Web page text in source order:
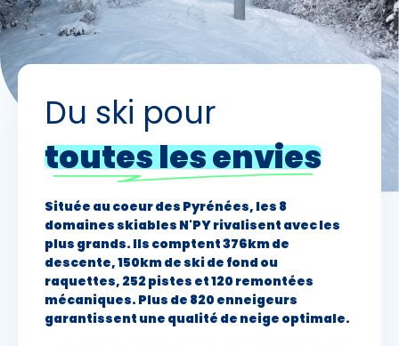
Du ski pour
toutes les envies
Située au coeur des Pyrénées, les 8
domaines skiables N'PY rivalisent avec les
plus grands. Ils comptent 376km de
descente, 150km de ski de fond ou
raquettes, 252 pistes et 120 remontées
mécaniques. Plus de 820 enneigeurs
garantissent une qualité de neige optimale.